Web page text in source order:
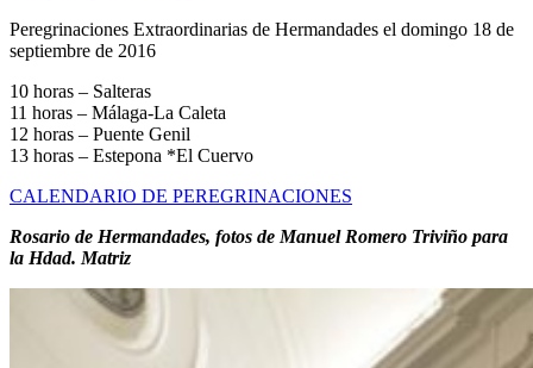
Peregrinaciones Extraordinarias de Hermandades el domingo 18 de
septiembre de 2016
10 horas – Salteras
11 horas – Málaga-La Caleta
12 horas – Puente Genil
13 horas – Estepona *El Cuervo
CALENDARIO DE PEREGRINACIONES
Rosario de Hermandades, fotos de Manuel Romero Triviño para
la Hdad. Matriz
El traslado cada siete años
¿Cuales son los actos principales que se celebran en el
Quiero hacer el camino,¿que tengo que hacer?
En el Rocío, ¿dónde me alojo?